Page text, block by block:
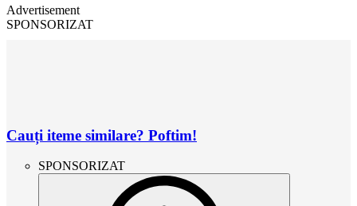
Advertisement
SPONSORIZAT
Cauți iteme similare? Poftim!
SPONSORIZAT